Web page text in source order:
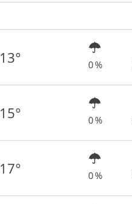
13° 0 %
15° 0 %
17° 0 %